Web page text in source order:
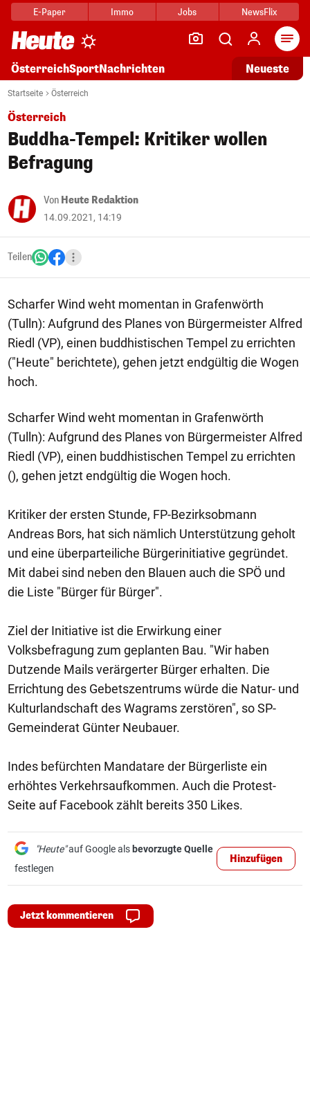
E-Paper Immo Jobs NewsFlix
ÖsterreichSportNachrichten Neueste
Startseite Österreich
Österreich
Buddha-Tempel: Kritiker wollen
Befragung
Von Heute Redaktion
14.09.2021, 14:19
Teilen
Scharfer Wind weht momentan in Grafenwörth
(Tulln): Aufgrund des Planes von Bürgermeister Alfred
Riedl (VP), einen buddhistischen Tempel zu errichten
("Heute" berichtete), gehen jetzt endgültig die Wogen
hoch.
Scharfer Wind weht momentan in Grafenwörth
(Tulln): Aufgrund des Planes von Bürgermeister Alfred
Riedl (VP), einen buddhistischen Tempel zu errichten
(), gehen jetzt endgültig die Wogen hoch.
Kritiker der ersten Stunde, FP-Bezirksobmann
Andreas Bors, hat sich nämlich Unterstützung geholt
und eine überparteiliche Bürgerinitiative gegründet.
Mit dabei sind neben den Blauen auch die SPÖ und
die Liste "Bürger für Bürger".
Ziel der Initiative ist die Erwirkung einer
Volksbefragung zum geplanten Bau. "Wir haben
Dutzende Mails verärgerter Bürger erhalten. Die
Errichtung des Gebetszentrums würde die Natur- und
Kulturlandschaft des Wagrams zerstören", so SP-
Gemeinderat Günter Neubauer.
Indes befürchten Mandatare der Bürgerliste ein
erhöhtes Verkehrsaufkommen. Auch die Protest-
Seite auf Facebook zählt bereits 350 Likes.
"Heute"auf Google als bevorzugte Quelle
festlegen
Hinzufügen
Jetzt kommentieren